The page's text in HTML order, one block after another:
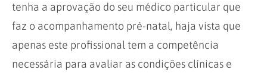
tenha a aprovação do seu médico particular que
faz o acompanhamento pré-natal, haja vista que
apenas este profissional tem a competência
necessária para avaliar as condições clínicas e